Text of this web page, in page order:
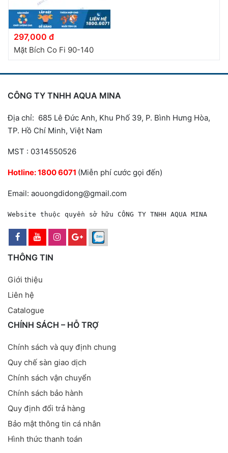
297,000 đ
Mặt Bích Co Fi 90-140
CÔNG TY TNHH AQUA MINA
Địa chỉ: 685 Lê Đức Anh, Khu Phố 39, P. Bình Hưng Hòa,
TP. Hồ Chí Minh, Việt Nam
MST : 0314550526
Hotline:1800 6071 (Miễn phí cước gọi đến)
Email: aouongdidong@gmail.com
Website thuộc quyền sở hữu CÔNG TY TNHH AQUA MINA
THÔNG TIN
Giới thiệu
Liên hệ
Catalogue
CHÍNH SÁCH – HỖ TRỢ
Chính sách và quy định chung
Quy chế sàn giao dịch
Chính sách vận chuyển
Chính sách bảo hành
Quy định đổi trả hàng
Bảo mật thông tin cá nhân
Hình thức thanh toán